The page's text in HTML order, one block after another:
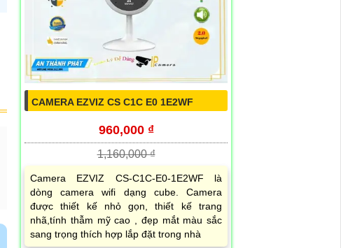
CAMERA EZVIZ CS C1C E0 1E2WF
960,000 ₫
1,160,000 ₫
Camera EZVIZ CS-C1C-E0-1E2WF là
dòng camera wifi dạng cube. Camera
được thiết kế nhỏ gọn, thiết kế trang
nhã,tính thẫm mỹ cao , đẹp mắt màu sắc
sang trọng thích hợp lắp đặt trong nhà